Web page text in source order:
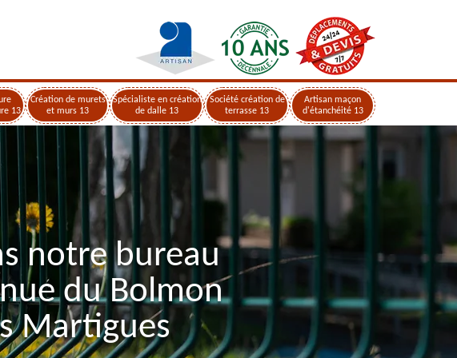
13
Création de murets
et murs 13
Spécialiste en création
de dalle 13
Société création de
terrasse 13
Artisan maçon
d'étanchéité 13
notre bureau
du Bolmon
Martigues